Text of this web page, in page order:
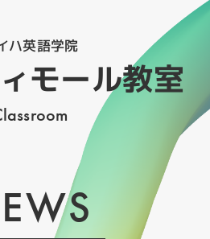
ハ英語学院
モール教室